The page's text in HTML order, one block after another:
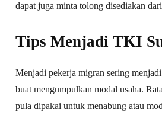
dapat juga minta tolong disediakan
Tips Menjadi TKI
Menjadi pekerja migran sering
buat mengumpulkan modal usaha.
pula dipakai untuk menabung atau